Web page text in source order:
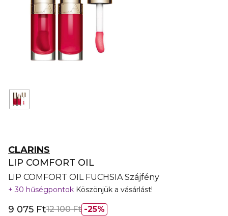
CLARINS
LIP COMFORT OIL
LIP COMFORT OIL FUCHSIA Szájfény
30 hűségpontok Köszönjük a vásárlást!
25%
9 075 Ft12 100 Ft